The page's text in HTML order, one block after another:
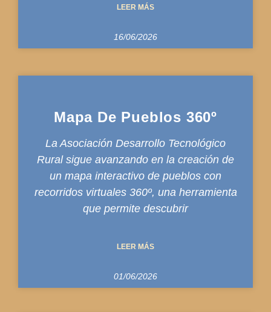
LEER MÁS
16/06/2026
Mapa De Pueblos 360º
La Asociación Desarrollo Tecnológico
Rural sigue avanzando en la creación de
un mapa interactivo de pueblos con
recorridos virtuales 360º, una herramienta
que permite descubrir
LEER MÁS
01/06/2026